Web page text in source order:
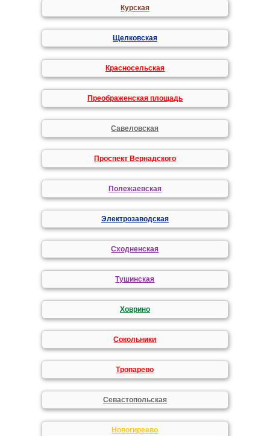
Курская
Щелковская
Красносельская
Преображенская площадь
Савеловская
Проспект Вернадского
Полежаевская
Электрозаводская
Сходненская
Тушинская
Ховрино
Сокольники
Тропарево
Севастопольская
Новогиреево